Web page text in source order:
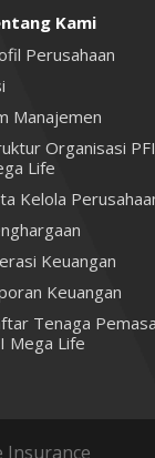
Kami
Perusahaan
Manajemen
Organisasi PFI
Life
Kelola
Keuangan
Keuangan
Tenaga
Mega Life
Insurance